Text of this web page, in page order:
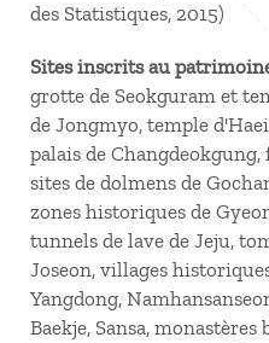
des Statistiques, 2015)
Sites inscrits au
grotte de Seokguram et
de Jongmyo, temple
palais de Changdeokgung,
sites de dolmens de
zones historiques de
tunnels de lave de Jeju,
Joseon, villages
Yangdong,
Baekje, Sansa,